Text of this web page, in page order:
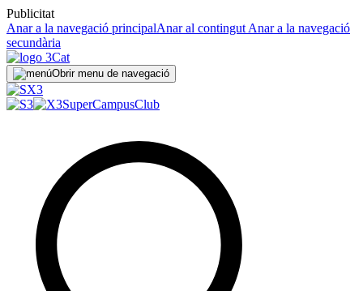
Publicitat
Anar a la navegació principalAnar al contingut Anar a la navegació
secundària
Obrir menu de navegació
SuperCampusClub